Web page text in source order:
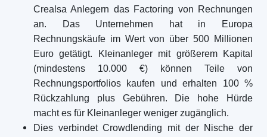
Crealsa Anlegern das Factoring von Rechnungen
an. Das Unternehmen hat in Europa
Rechnungskäufe im Wert von über 500 Millionen
Euro getätigt. Kleinanleger mit größerem Kapital
(mindestens 10.000 €) können Teile von
Rechnungsportfolios kaufen und erhalten 100 %
Rückzahlung plus Gebühren. Die hohe Hürde
macht es für Kleinanleger weniger zugänglich.
Dies verbindet Crowdlending mit der Nische der